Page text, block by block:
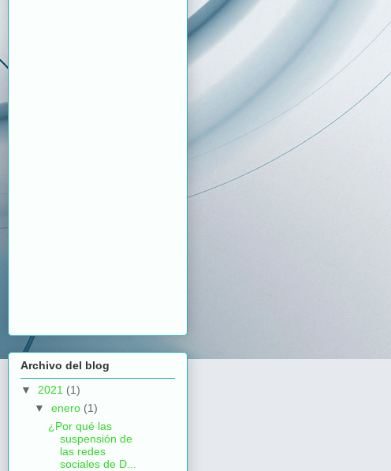
Archivo del blog
▼ 2021 (1)
▼ enero (1)
¿Por qué las
suspensión de
las redes
sociales de D...